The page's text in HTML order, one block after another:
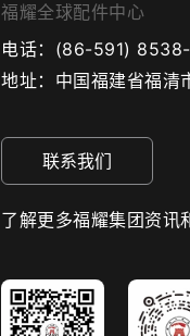
福耀全球配件中心
电话： (86-591)
地址： 中国福建省福清
联系我们
了解更多福耀集团资